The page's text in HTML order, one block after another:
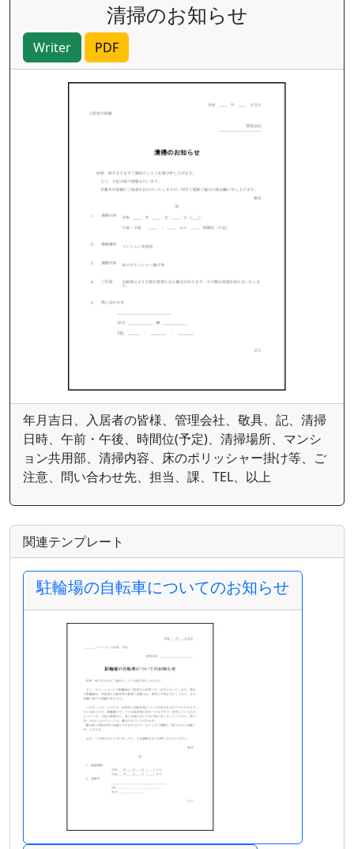
清掃のお知らせ
Writer PDF
年月吉日、入居者の皆様、管理会社、敬具、記、清掃
日時、午前・午後、時間位(予定)、清掃場所、マンシ
ョン共用部、清掃内容、床のポリッシャー掛け等、ご
注意、問い合わせ先、担当、課、TEL、以上
関連テンプレート
駐輪場の自転車についてのお知らせ